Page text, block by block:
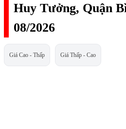
Huy Tưởng, Quận
08/2026
Giá Cao - Thấp Giá Thấp - Cao